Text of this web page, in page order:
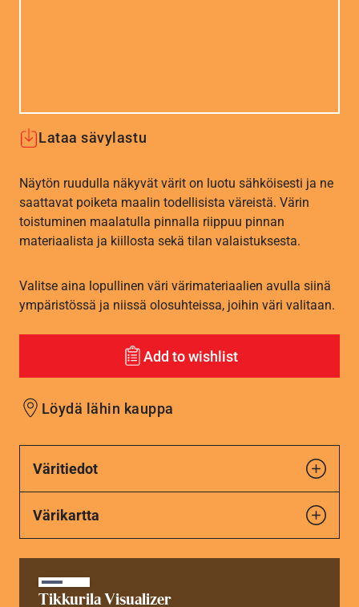
Lataa sävylastu
Näytön ruudulla näkyvät värit on luotu sähköisesti ja ne
saattavat poiketa maalin todellisista väreistä. Värin
toistuminen maalatulla pinnalla riippuu pinnan
materiaalista ja kiillosta sekä tilan valaistuksesta.
Valitse aina lopullinen väri värimateriaalien avulla siinä
ympäristössä ja niissä olosuhteissa, joihin väri valitaan.
Add to wishlist
Löydä lähin kauppa
Väritiedot
Värikartta
Tikkurila Visualizer